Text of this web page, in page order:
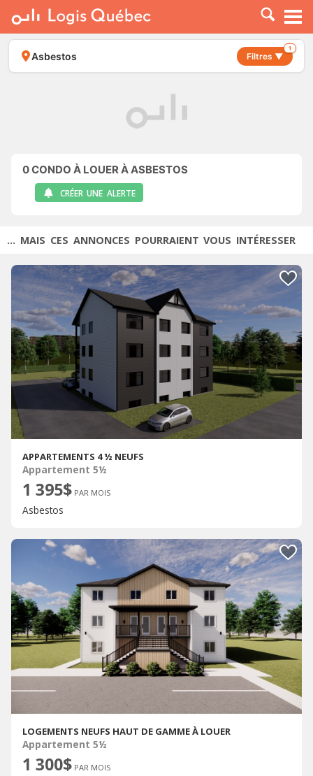
À LOUER
À VENDRE
PLACER UNE ANNONCE
Asbestos Filtres ▼
1
0CONDO À LOUER À ASBESTOS
CRÉER UNE ALERTE
... MAIS CES ANNONCES POURRAIENT VOUS INTÉRESSER
APPARTEMENTS 4 ½ NEUFS
Appartement 5½
1 395$ PAR MOIS
Asbestos
LOGEMENTS NEUFS HAUT DE GAMME À LOUER
Appartement 5½
1 300$ PAR MOIS